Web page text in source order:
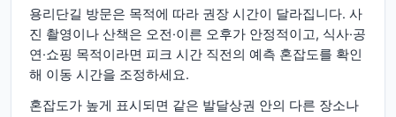
용리단길 방문은 목적에 따라 권장 시간이 달라집니다. 사
진 촬영이나 산책은 오전·이른 오후가 안정적이고, 식사·공
연·쇼핑 목적이라면 피크 시간 직전의 예측 혼잡도를 확인
해 이동 시간을 조정하세요.
혼잡도가 높게 표시되면 같은 발달상권 안의 다른 장소나